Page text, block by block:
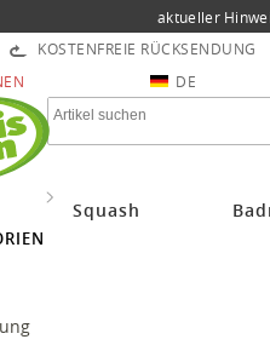
aktueller
KOSTENFREIE RÜCKSENDUNG
DE
Squash